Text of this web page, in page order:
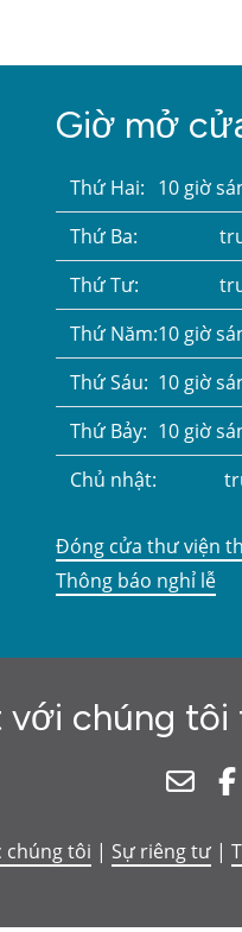
Giờ mở
Thứ Hai: 10 giờ
Thứ Ba:
Thứ Tư:
Thứ Năm:10 giờ
Thứ Sáu: 10 giờ
Thứ Bảy: 10 giờ
Chủ nhật:
Đóng cửa thư viện
Thông báo nghỉ lễ
với chúng
chúng tôi | Sự riêng tư|